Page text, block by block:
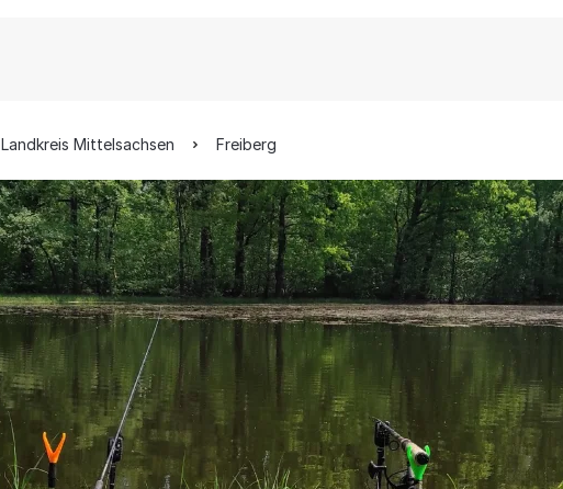
Landkreis Mittelsachsen Freiberg